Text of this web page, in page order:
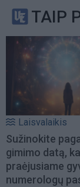
TAIP
Laisvalaikis
Sužinokite
gimimo datą,
praėjusiame
numerologų